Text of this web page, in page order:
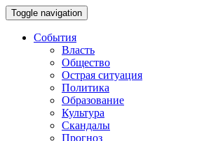
Toggle navigation
События
Власть
Общество
Острая ситуация
Политика
Образование
Культура
Скандалы
Прогноз